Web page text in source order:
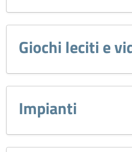
Giochi leciti e
Impianti